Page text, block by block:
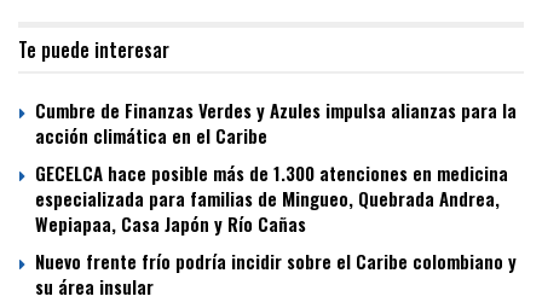
Te puede interesar
Cumbre de Finanzas Verdes y Azules impulsa alianzas para la
acción climática en el Caribe
GECELCA hace posible más de 1.300 atenciones en medicina
especializada para familias de Mingueo, Quebrada Andrea,
Wepiapaa, Casa Japón y Río Cañas
Nuevo frente frío podría incidir sobre el Caribe colombiano y
su área insular